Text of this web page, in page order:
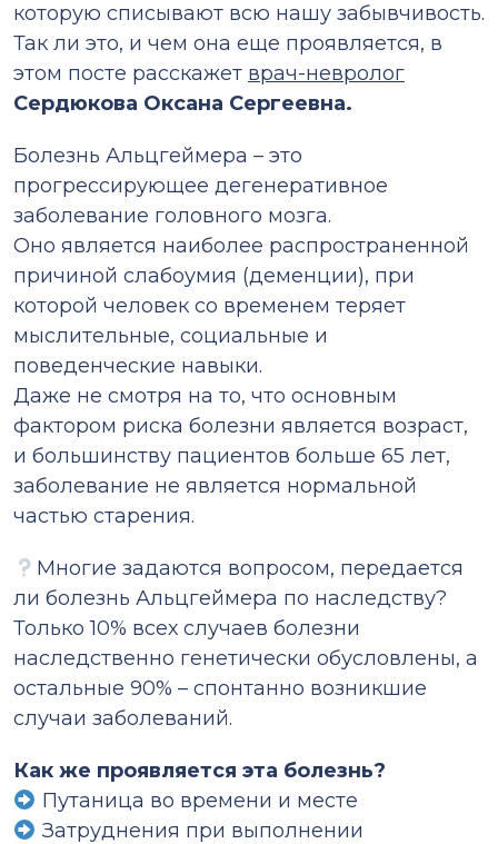
которую списывают всю нашу забывчивость.
Так ли это, и чем она еще проявляется, в
этом посте расскажет врач-невролог
Сердюкова Оксана Сергеевна.
Болезнь Альцгеймера – это
прогрессирующее дегенеративное
заболевание головного мозга.
Оно является наиболее распространенной
причиной слабоумия (деменции), при
которой человек со временем теряет
мыслительные, социальные и
поведенческие навыки.
Даже не смотря на то, что основным
фактором риска болезни является возраст,
и большинству пациентов больше 65 лет,
заболевание не является нормальной
частью старения.
Многие задаются вопросом, передается
ли болезнь Альцгеймера по наследству?
Только 10% всех случаев болезни
наследственно генетически обусловлены, а
остальные 90% – спонтанно возникшие
случаи заболеваний.
Как же проявляется эта болезнь?
Путаница во времени и месте
Затруднения при выполнении